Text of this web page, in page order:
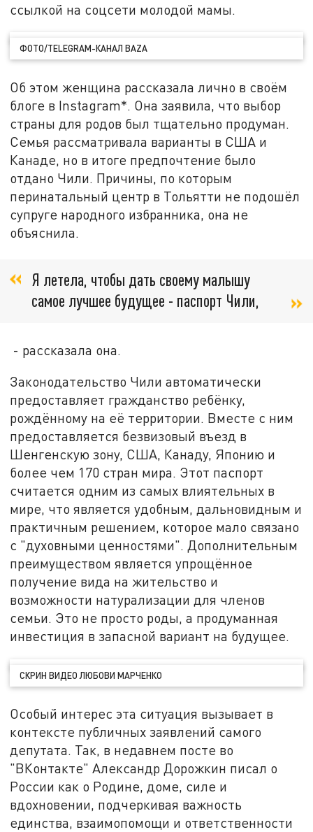
ссылкой на соцсети молодой мамы.
ФОТО/TELEGRAM-КАНАЛ BAZA
Об этом женщина рассказала лично в своём
блоге в Instagram*. Она заявила, что выбор
страны для родов был тщательно продуман.
Семья рассматривала варианты в США и
Канаде, но в итоге предпочтение было
отдано Чили. Причины, по которым
перинатальный центр в Тольятти не подошёл
супруге народного избранника, она не
объяснила.
Я летела, чтобы дать своему малышу
самое лучшее будущее - паспорт Чили,
- рассказала она.
Законодательство Чили автоматически
предоставляет гражданство ребёнку,
рождённому на её территории. Вместе с ним
предоставляется безвизовый въезд в
Шенгенскую зону, США, Канаду, Японию и
более чем 170 стран мира. Этот паспорт
считается одним из самых влиятельных в
мире, что является удобным, дальновидным и
практичным решением, которое мало связано
с "духовными ценностями". Дополнительным
преимуществом является упрощённое
получение вида на жительство и
возможности натурализации для членов
семьи. Это не просто роды, а продуманная
инвестиция в запасной вариант на будущее.
СКРИН ВИДЕО ЛЮБОВИ МАРЧЕНКО
Особый интерес эта ситуация вызывает в
контексте публичных заявлений самого
депутата. Так, в недавнем посте во
"ВКонтакте" Александр Дорожкин писал о
России как о Родине, доме, силе и
вдохновении, подчеркивая важность
единства, взаимопомощи и ответственности